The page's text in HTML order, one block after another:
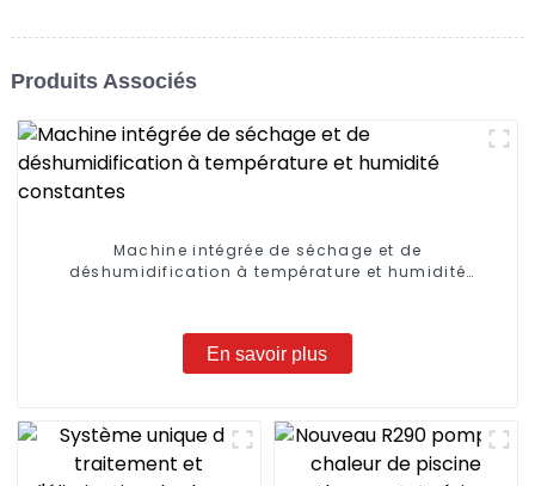
Produits Associés
Machine intégrée de séchage et de
déshumidification à température et humidité
En savoir plus